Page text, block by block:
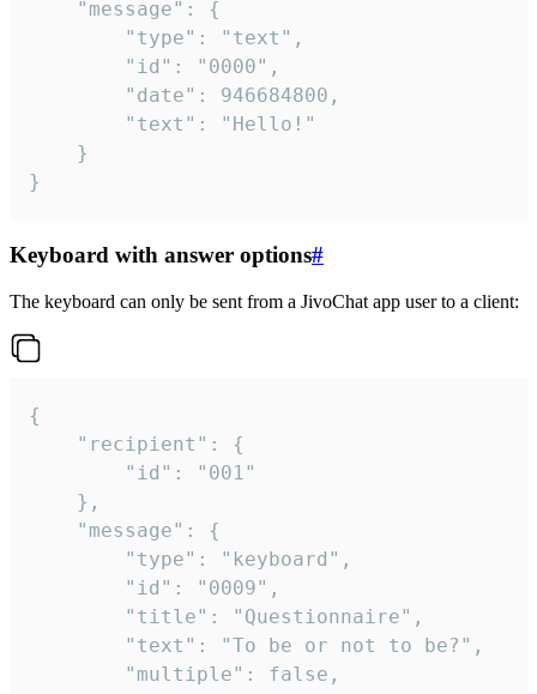
}
Keyboard with answer options#
The keyboard can only be sent from a JivoChat app user to a client:
{